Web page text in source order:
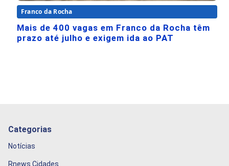
Franco da Rocha
Mais de 400 vagas em Franco da Rocha têm
prazo até julho e exigem ida ao PAT
Categorias
Notícias
Rnews Cidades